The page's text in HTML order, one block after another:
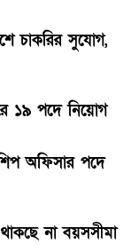
চাকরির সুযোগ,
১৯ পদে নিয়োগ
অফিসার পদে
না বয়সসীমা